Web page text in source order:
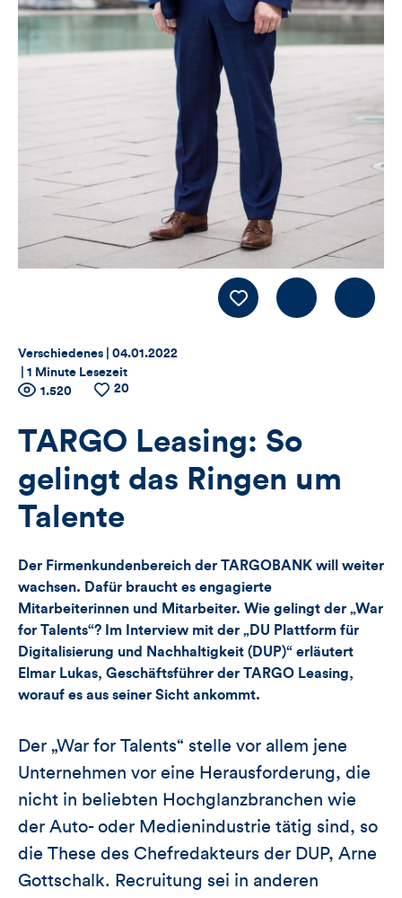
LIKE Kommentieren
Thema:
Verschiedenes | Datum:
04.01.2022
1 Minute Lesezeit
Zähler
für
Views,
Likes
und
Kommentare
dieses
Artikels
Anzahl
Views
1.520
Anzahl
Likes
20
TARGO Leasing: So
gelingt das Ringen um
Talente
Der Firmenkundenbereich der TARGOBANK will weiter
wachsen. Dafür braucht es engagierte
Mitarbeiterinnen und Mitarbeiter. Wie gelingt der „War
for Talents“? Im Interview mit der „DU Plattform für
Digitalisierung und Nachhaltigkeit (DUP)“ erläutert
Elmar Lukas, Geschäftsführer der TARGO Leasing,
worauf es aus seiner Sicht ankommt.
Der „War for Talents“ stelle vor allem jene
Unternehmen vor eine Herausforderung, die
nicht in beliebten Hochglanzbranchen wie
der Auto- oder Medienindustrie tätig sind, so
die These des Chefredakteurs der DUP, Arne
Gottschalk. Recruitung sei in anderen